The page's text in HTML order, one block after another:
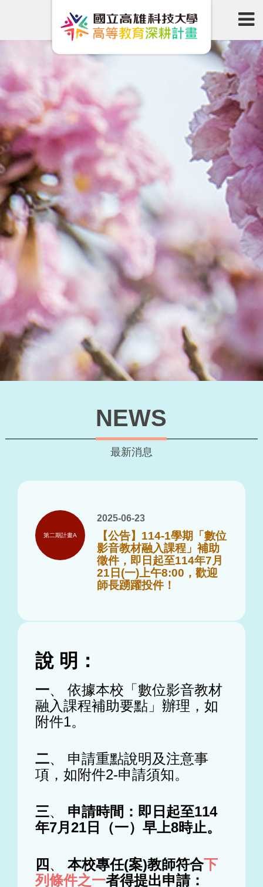
NEWS
最新消息
第二期計畫A
2025-06-23
【公告】114-1學期「數位
影音教材融入課程」補助
徵件，即日起至114年7月
21日(一)上午8:00，歡迎
師長踴躍投件！
說 明：
一、 依據本校「數位影音教材
融入課程補助要點」辦理，如
附件1。
二、 申請重點說明及注意事
項，如附件2-申請須知。
三、 申請時間：即日起至114
年7月21日（一）早上8時止。
四 、 本校專任(案)教師符合下
列條件之一者得提出申請：